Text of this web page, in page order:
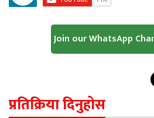
Join our WhatsApp
प्रतिक्रिया दिनुहोस